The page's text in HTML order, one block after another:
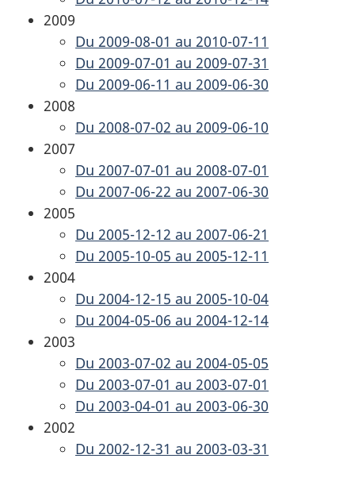
2009
Du 2009-08-01 au 2010-07-11
Du 2009-07-01 au 2009-07-31
Du 2009-06-11 au 2009-06-30
2008
Du 2008-07-02 au 2009-06-10
2007
Du 2007-07-01 au 2008-07-01
Du 2007-06-22 au 2007-06-30
2005
Du 2005-12-12 au 2007-06-21
Du 2005-10-05 au 2005-12-11
2004
Du 2004-12-15 au 2005-10-04
Du 2004-05-06 au 2004-12-14
2003
Du 2003-07-02 au 2004-05-05
Du 2003-07-01 au 2003-07-01
Du 2003-04-01 au 2003-06-30
2002
Du 2002-12-31 au 2003-03-31